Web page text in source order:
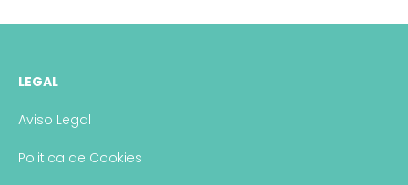
LEGAL
Aviso Legal
Politica de Cookies